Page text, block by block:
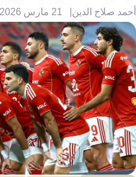
أحمد صلاح الدين 21 مارس 2026